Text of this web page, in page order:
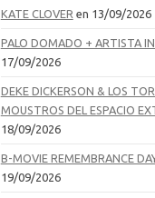
KATE CLOVER en 13/09/2026
PALO DOMADO + ARTISTA
17/09/2026
DEKE DICKERSON & LOS
MOUSTROS DEL ESPACIO
18/09/2026
B-MOVIE REMEMBRANCE
19/09/2026